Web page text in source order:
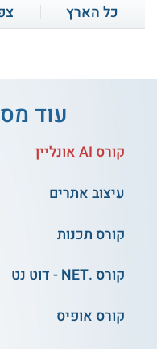
כל הארץ
3.8
אפקה - הנדסת חשמל
בהתמחות מחשבים
עוד
קורס AI אונליין
עיצוב אתרים
קורס תכנות
קורס .NET - דוט נט
קורס אופיס